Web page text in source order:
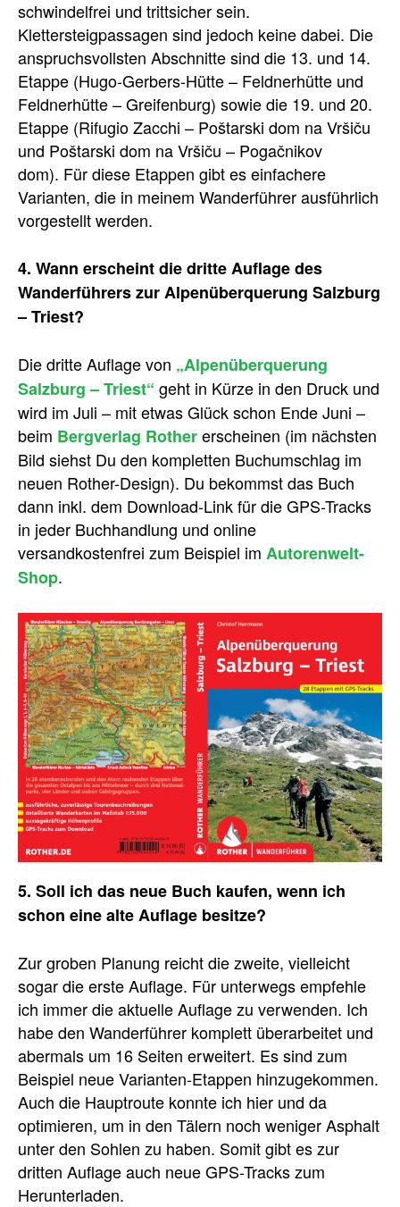
schwindelfrei und trittsicher sein.
Klettersteigpassagen sind jedoch keine dabei. Die
anspruchsvollsten Abschnitte sind die 13. und 14.
Etappe (Hugo-Gerbers-Hütte – Feldnerhütte und
Feldnerhütte – Greifenburg) sowie die 19. und 20.
Etappe (Rifugio Zacchi – Poštarski dom na Vršiču
und Poštarski dom na Vršiču – Pogačnikov
dom). Für diese Etappen gibt es einfachere
Varianten, die in meinem Wanderführer ausführlich
vorgestellt werden.
4. Wann erscheint die dritte Auflage des
Wanderführers zur Alpenüberquerung Salzburg
– Triest?
Die dritte Auflage von „Alpenüberquerung
Salzburg – Triest“ geht in Kürze in den Druck und
wird im Juli – mit etwas Glück schon Ende Juni –
beim Bergverlag Rothererscheinen (im nächsten
Bild siehst Du den kompletten Buchumschlag im
neuen Rother-Design). Du bekommst das Buch
dann inkl. dem Download-Link für die GPS-Tracks
in jeder Buchhandlung und online
versandkostenfrei zum Beispiel im Autorenwelt-
Shop.
5. Soll ich das neue Buch kaufen, wenn ich
schon eine alte Auflage besitze?
Zur groben Planung reicht die zweite, vielleicht
sogar die erste Auflage. Für unterwegs empfehle
ich immer die aktuelle Auflage zu verwenden. Ich
habe den Wanderführer komplett überarbeitet und
abermals um 16 Seiten erweitert. Es sind zum
Beispiel neue Varianten-Etappen hinzugekommen.
Auch die Hauptroute konnte ich hier und da
optimieren, um in den Tälern noch weniger Asphalt
unter den Sohlen zu haben. Somit gibt es zur
dritten Auflage auch neue GPS-Tracks zum
Herunterladen.